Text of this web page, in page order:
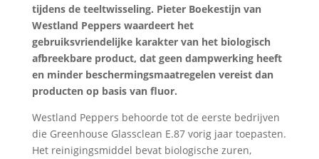
tijdens de teeltwisseling. Pieter Boekestijn van
Westland Peppers waardeert het
gebruiksvriendelijke karakter van het biologisch
afbreekbare product, dat geen dampwerking heeft
en minder beschermingsmaatregelen vereist dan
producten op basis van fluor.
Westland Peppers behoorde tot de eerste bedrijven
die Greenhouse Glassclean E.87 vorig jaar toepasten.
Het reinigingsmiddel bevat biologische zuren,